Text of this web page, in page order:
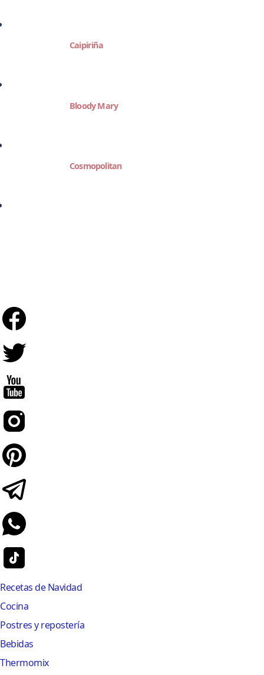
Caipiriña
Bloody Mary
Cosmopolitan
Recetas de Navidad
Cocina
Postres y repostería
Bebidas
Thermomix